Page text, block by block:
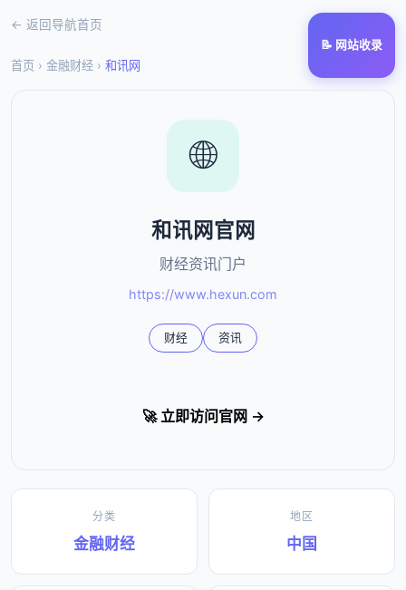
📝 网站收录
← 返回导航首页
首页 › 金融财经 › 和讯网
🌐
和讯网官网
财经资讯门户
https://www.hexun.com
财经 资讯
🚀 立即访问官网 →
分类
金融财经
地区
中国